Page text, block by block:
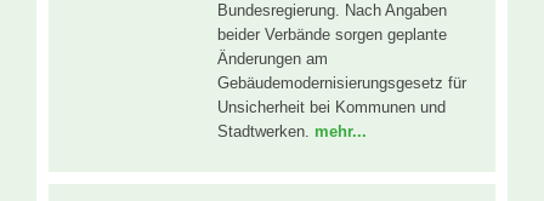
Bundesregierung. Nach Angaben
beider Verbände sorgen geplante
Änderungen am
Gebäudemodernisierungsgesetz für
Unsicherheit bei Kommunen und
Stadtwerken. mehr...